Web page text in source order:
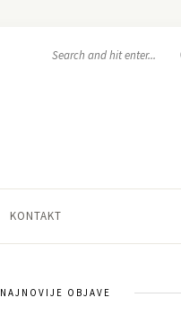
KONTAKT
NAJNOVIJE OBJAVE